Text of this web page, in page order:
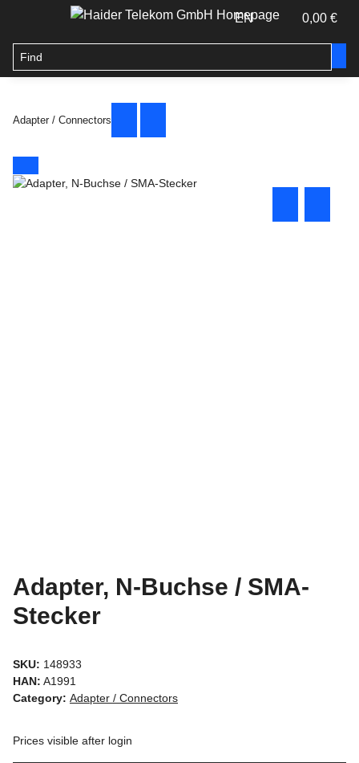
EN 0,00 €
Adapter / Connectors
Adapter, N-Buchse / SMA-
Stecker
SKU: 148933
HAN: A1991
Category: Adapter / Connectors
Prices visible after login